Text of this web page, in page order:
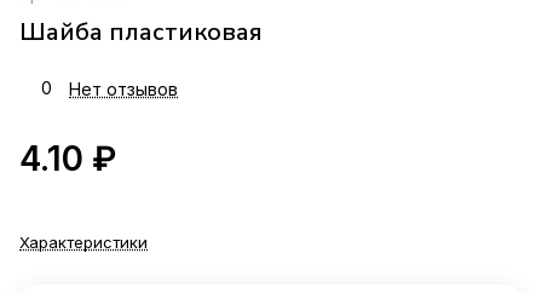
Шайба пластиковая
0 Нет отзывов
4.10 ₽
Характеристики